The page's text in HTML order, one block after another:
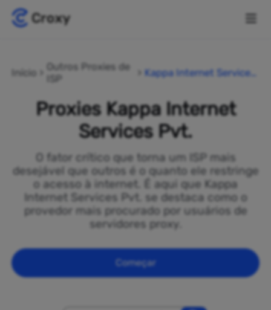
Início
Outros Proxies de
ISP
Kappa Internet Services
Proxies Kappa Internet
Services Pvt.
O fator crítico que torna um ISP mais
desejável que outros é o quanto ele restringe
o acesso à internet. É aqui que Kappa
Internet Services Pvt. se destaca como o
provedor mais procurado por usuários de
servidores proxy.
Começar